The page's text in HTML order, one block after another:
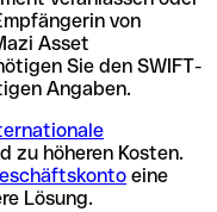
von
Asset
Sie den SWIFT-
Angaben.
zu höheren Kosten.
eine
Lösung.